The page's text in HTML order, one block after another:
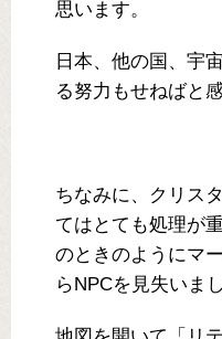
思います。
日本、他の国、宇
る努力もせねばと
ちなみに、クリス
てはとても処理が
のときのようにマ
らNPCを見失いまし